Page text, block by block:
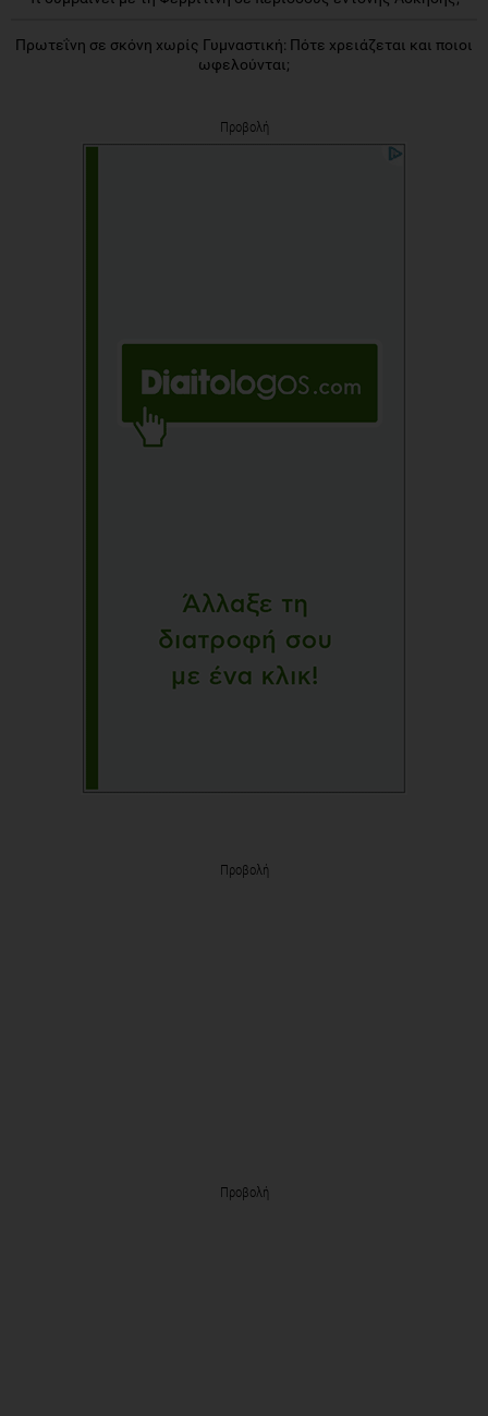
Πρωτεΐνη σε σκόνη χωρίς Γυμναστική: Πότε χρειάζεται και ποιοι
ωφελούνται;
Προβολή
Προβολή
Προβολή